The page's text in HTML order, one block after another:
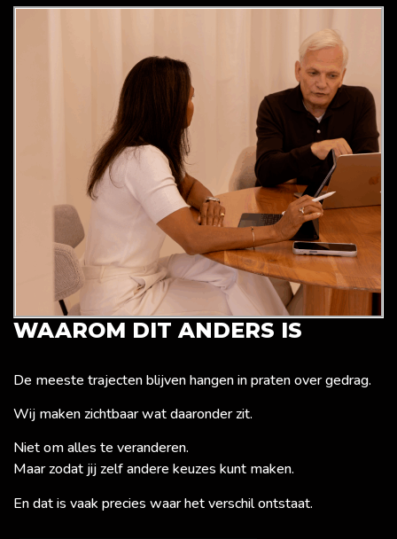
WAAROM DIT ANDERS IS
De meeste trajecten blijven hangen in praten over gedrag.
Wij maken zichtbaar wat daaronder zit.
Niet om alles te veranderen.
Maar zodat jij zelf andere keuzes kunt maken.
En dat is vaak precies waar het verschil ontstaat.